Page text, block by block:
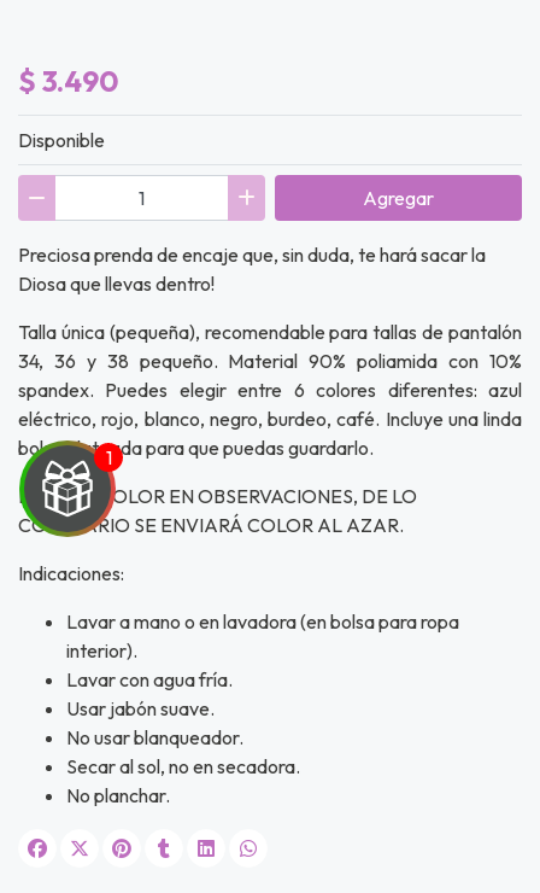
y
JUGAR
$ 3.490
Disponible
Agregar
Preciosa prenda de encaje que, sin duda, te hará sacar la
Diosa que llevas dentro!
Talla única (pequeña), recomendable para tallas de pantalón
34, 36 y 38 pequeño. Material 90% poliamida con 10%
spandex. Puedes elegir entre 6 colores diferentes: azul
eléctrico, rojo, blanco, negro, burdeo, café. Incluye una linda
bolsa plateada para que puedas guardarlo.
INDICAR COLOR EN OBSERVACIONES, DE LO
CONTRARIO SE ENVIARÁ COLOR AL AZAR.
Indicaciones:
Lavar a mano o en lavadora (en bolsa para ropa
interior).
Lavar con agua fría.
Usar jabón suave.
No usar blanqueador.
Secar al sol, no en secadora.
No planchar.